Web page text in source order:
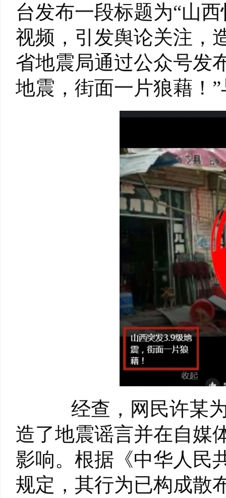
台发布一段标题为“山
视频，引发舆论关注，
省地震局通过公众号发
地震，街面一片狼藉！
经查，网民许某为
造了地震谣言并在自媒
影响。根据《中华人民
规定，其行为已构成散